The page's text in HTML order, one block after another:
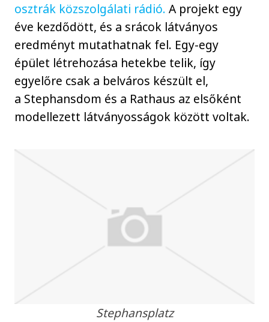
osztrák közszolgálati rádió. A projekt egy
éve kezdődött, és a srácok látványos
eredményt mutathatnak fel. Egy-egy
épület létrehozása hetekbe telik, így
egyelőre csak a belváros készült el,
a Stephansdom és a Rathaus az elsőként
modellezett látványosságok között voltak.
Stephansplatz